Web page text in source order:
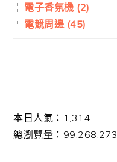
電子香氛機 (2)
電競周邊 (45)
本日人氣：1,314
總瀏覽量：99,268,273